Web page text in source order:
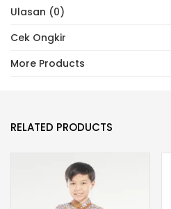
Ulasan (0)
Cek Ongkir
More Products
RELATED PRODUCTS